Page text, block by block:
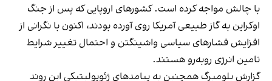
با چالش مواجه کرده است. کشورهای اروپایی که پس از جنگ
اوکراین به گاز طبیعی آمریکا روی آورده بودند، اکنون با نگرانی از
افزایش فشارهای سیاسی واشینگتن و احتمال تغییر شرایط
تامین انرژی روبه‌رو هستند.
گزارش بلومبرگ همچنین به پیامدهای ژئوپولیتیکی این روند